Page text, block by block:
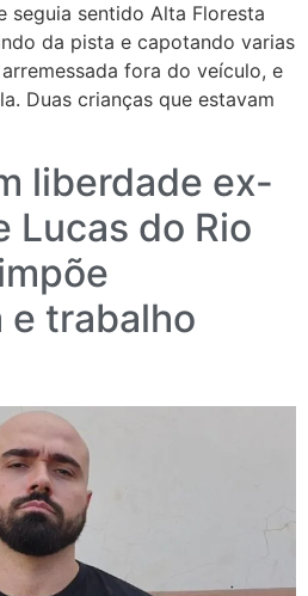
seguia sentido Alta Floresta
da pista e capotando varias
fora do veículo, e
Duas crianças que estavam
liberdade ex-
Lucas do Rio
trabalho